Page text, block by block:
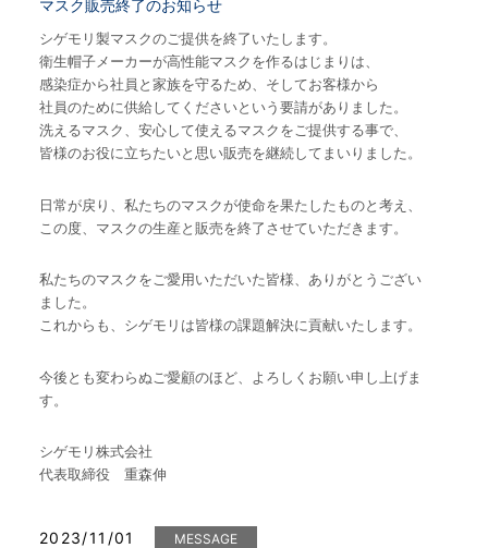
マスク販売終了のお知らせ
シゲモリ製マスクのご提供を終了いたします。
衛生帽子メーカーが高性能マスクを作るはじまりは、
感染症から社員と家族を守るため、そしてお客様から
社員のために供給してくださいという要請がありました。
洗えるマスク、安心して使えるマスクをご提供する事で、
皆様のお役に立ちたいと思い販売を継続してまいりました。
日常が戻り、私たちのマスクが使命を果たしたものと考え、
この度、マスクの生産と販売を終了させていただきます。
私たちのマスクをご愛用いただいた皆様、ありがとうござい
ました。
これからも、シゲモリは皆様の課題解決に貢献いたします。
今後とも変わらぬご愛顧のほど、よろしくお願い申し上げま
す。
シゲモリ株式会社
代表取締役 重森伸
2023/11/01 MESSAGE